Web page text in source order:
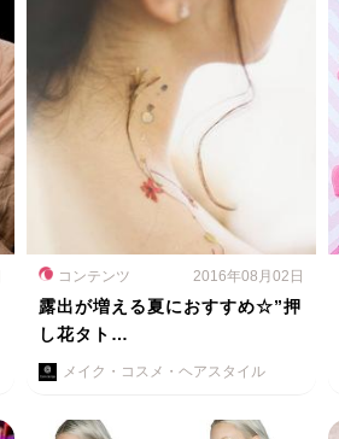
コンテンツ 2016年08月02日
露出が増える夏におすすめ☆”押
し花タト…
メイク・コスメ・ヘアスタイル